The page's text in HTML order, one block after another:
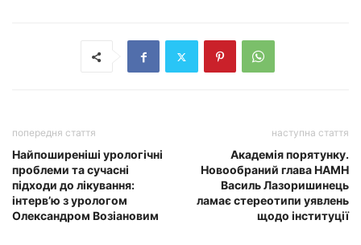
попередня стаття
Найпоширеніші урологічні
проблеми та сучасні
підходи до лікування:
інтерв’ю з урологом
Олександром Возіановим
наступна стаття
Академія порятунку.
Новообраний глава НАМН
Василь Лазоришинець
ламає стереотипи уявлень
щодо інституції